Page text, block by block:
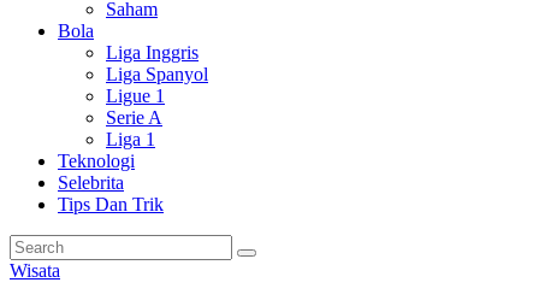
Saham
Bola
Liga Inggris
Liga Spanyol
Ligue 1
Serie A
Liga 1
Teknologi
Selebrita
Tips Dan Trik
Wisata